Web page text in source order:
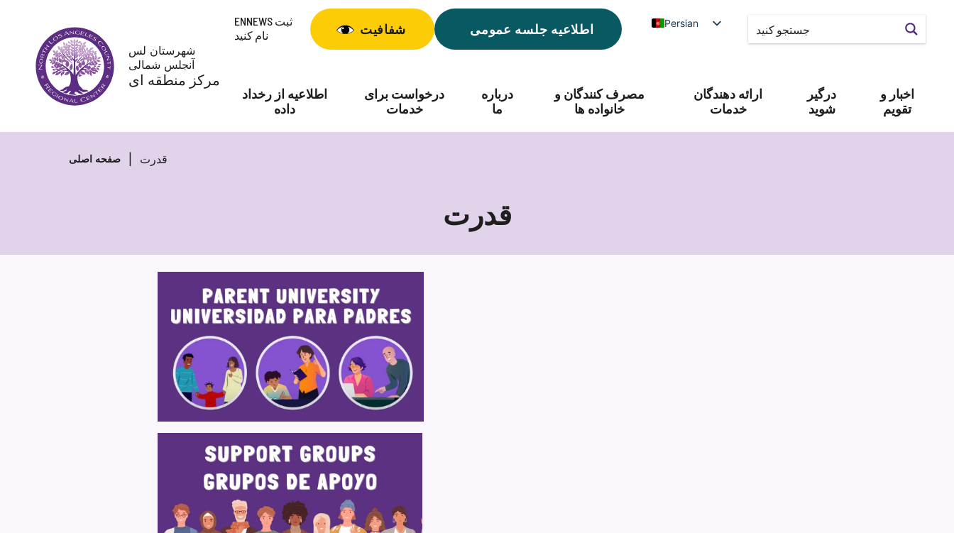
شهرستان لس
آنجلس شمالی
مرکز منطقه ای
ENNEWS ثبت
نام کنید
شفافیت اطلاعیه جلسه عمومی Persian
اطلاعیه از رخداد
داده
درخواست برای
خدمات
درباره
ما
مصرف کنندگان و
خانواده ها
ارائه دهندگان
خدمات
درگیر
شوید
اخبار و
تقویم
صفحه اصلی قدرت
قدرت
قدرت